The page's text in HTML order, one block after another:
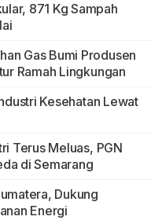
871 Kg Sampah
Gas Bumi Produsen
Ramah Lingkungan
Kesehatan Lewat
Terus Meluas, PGN
di Semarang
Dukung
Energi